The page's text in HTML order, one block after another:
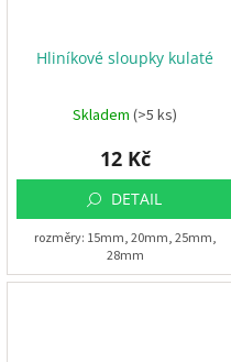
Hliníkové sloupky kulaté
Skladem (>5 ks)
12 Kč
DETAIL
rozměry: 15mm, 20mm, 25mm,
28mm